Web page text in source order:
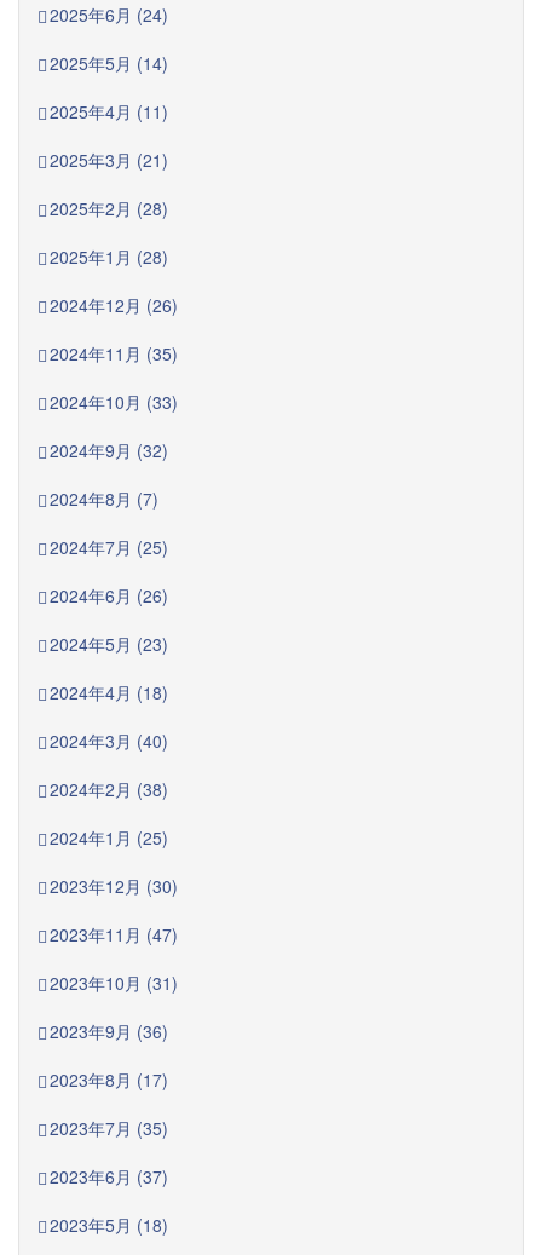
2025年6月 (24)
2025年5月 (14)
2025年4月 (11)
2025年3月 (21)
2025年2月 (28)
2025年1月 (28)
2024年12月 (26)
2024年11月 (35)
2024年10月 (33)
2024年9月 (32)
2024年8月 (7)
2024年7月 (25)
2024年6月 (26)
2024年5月 (23)
2024年4月 (18)
2024年3月 (40)
2024年2月 (38)
2024年1月 (25)
2023年12月 (30)
2023年11月 (47)
2023年10月 (31)
2023年9月 (36)
2023年8月 (17)
2023年7月 (35)
2023年6月 (37)
2023年5月 (18)